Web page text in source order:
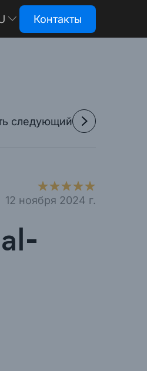
Контакты
следующий
12 ноября 2024 г.